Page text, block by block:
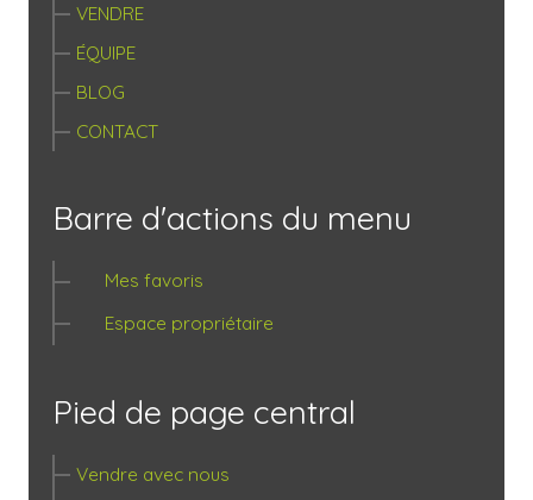
VENDRE
ÉQUIPE
BLOG
CONTACT
Barre d'actions du menu
Mes favoris
Espace propriétaire
Pied de page central
Vendre avec nous